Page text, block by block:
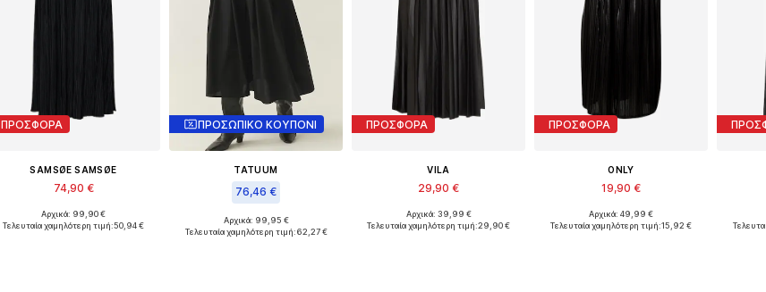
ΠΡΟΣΦΟΡΑ
SAMSØE SAMSØE
74,90 €
Διαθέσιμα μεγέθη: 34, 38, 40, 42
Αρχικά: 99,90 €
Τελευταία χαμηλότερη τιμή:50,94 €
ΠΡΟΣΩΠΙΚΟ ΚΟΥΠΟΝΙ
TATUUM
76,46 €
Αρχικά: 99,95 €
Τελευταία χαμηλότερη τιμή:62,27 €
ΠΡΟΣΦΟΡΑ
VILA
29,90 €
Αρχικά: 39,99 €
Τελευταία χαμηλότερη τιμή:29,90 €
ΠΡΟΣΦΟΡΑ
ONLY
19,90 €
Διαθέσιμα μεγέθη: 34, 36, 38, 40
Αρχικά: 49,99 €
Τελευταία χαμηλότερη τιμή:15,92 €